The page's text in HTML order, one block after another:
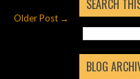
Older Post →
SEARCH
BLOG